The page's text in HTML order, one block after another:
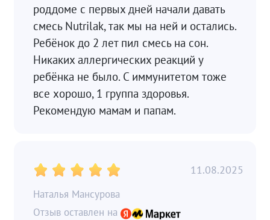
роддоме с первых дней начали давать
смесь Nutrilak, так мы на ней и остались.
Ребёнок до 2 лет пил смесь на сон.
Никаких аллергических реакций у
ребёнка не было. С иммунитетом тоже
все хорошо, 1 группа здоровья.
Рекомендую мамам и папам.
Наталья Мансурова
11.08.2025